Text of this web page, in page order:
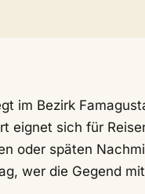
im Bezirk
eignet sich für
oder späten
wer die Gegend